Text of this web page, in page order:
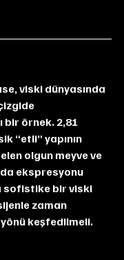
bir örnek. 2,81
“etli” yapının
olgun meyve ve
ekspresyonu
sofistike bir viski
zaman
keşfedilmeli.